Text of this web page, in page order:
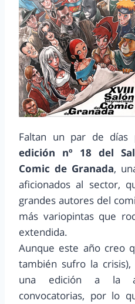
Faltan un par de días
edición nº 18 del
Comic de Granada,
aficionados al sector,
grandes autores del
más variopintas que
extendida.
Aunque este año creo
también sufro la
una edición a la
convocatorias, por lo